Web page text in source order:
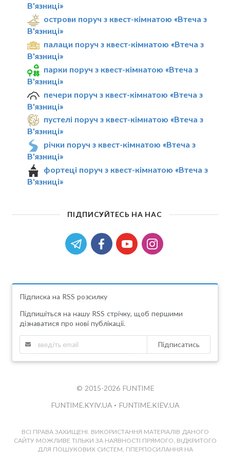
В'язниці»
острови поруч з квест-кімнатою «Втеча з
В'язниці»
палаци поруч з квест-кімнатою «Втеча з
В'язниці»
парки поруч з квест-кімнатою «Втеча з
В'язниці»
печери поруч з квест-кімнатою «Втеча з
В'язниці»
пустелі поруч з квест-кімнатою «Втеча з
В'язниці»
річки поруч з квест-кімнатою «Втеча з
В'язниці»
фортеці поруч з квест-кімнатою «Втеча з
В'язниці»
ПІДПИСУЙТЕСЬ НА НАС
Підписка на RSS розсилку
Підпишіться на нашу RSS стрічку, щоб першими
дізнаватися про нові публікації.
Підписатись
© 2015-2026 FUNTIME
FUNTIME.KYIV.UA • FUNTIME.KIEV.UA
ВСІ ПРАВА ЗАХИЩЕНІ. ВИКОРИСТАННЯ МАТЕРІАЛІВ ДАНОГО
САЙТУ МОЖЛИВЕ ТІЛЬКИ ЗА НАЯВНОСТІ ПРЯМОГО, ВІДКРИТОГО
ДЛЯ ПОШУКОВИХ СИСТЕМ, ГІПЕРПОСИЛАННЯ НА